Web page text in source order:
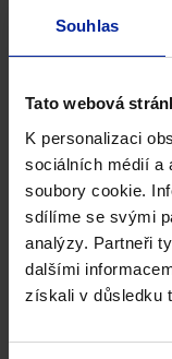
Souhlas
Tato webová
K personalizaci
sociálních médií a
soubory cookie.
sdílíme se svými
analýzy. Partneři
dalšími
získali v důsledku
NA 4 MĚSÍCE